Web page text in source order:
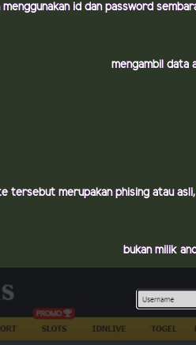
id dan password
mengambil data
tersebut merupakan phising atau
bukan milik